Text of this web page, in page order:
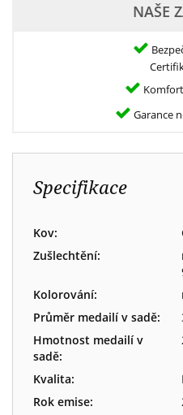
NAŠE
Garance
Specifikace
Kov:
Zušlechtění:
Kolorování:
Průměr medailí v sadě:
Hmotnost medailí v
sadě:
Kvalita:
Rok emise: